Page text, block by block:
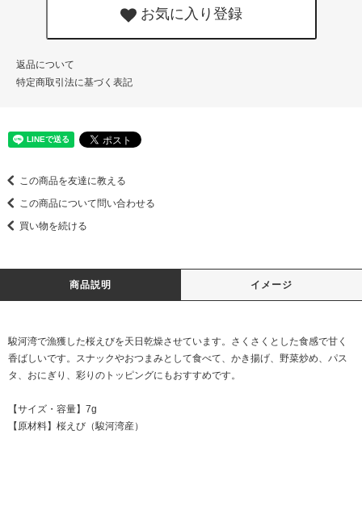
お気に入り登録
返品について
特定商取引法に基づく表記
この商品を友達に教える
この商品について問い合わせる
買い物を続ける
商品説明 イメージ
駿河湾で漁獲した桜えびを天日乾燥させています。さくさくとした食感で甘く
香ばしいです。スナックやおつまみとして食べて、かき揚げ、野菜炒め、パス
タ、おにぎり、彩りのトッピングにもおすすめです。
【サイズ・容量】7g
【原材料】桜えび（駿河湾産）